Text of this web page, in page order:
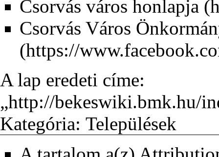
Csorvás város honlapja
Csorvás Város
A lap eredeti címe:
„http://bekeswiki.bmk.hu/
Kategória: Települések